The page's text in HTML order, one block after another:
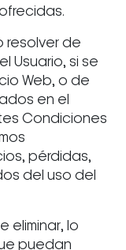
resolver de
Usuario, si se
Web, o de
en el
Condiciones
pérdidas,
del uso del
eliminar, lo
puedan